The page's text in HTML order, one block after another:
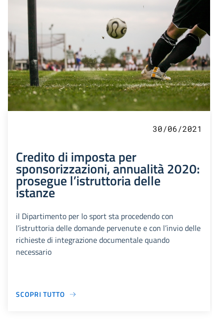
30/06/2021
Credito di imposta per
sponsorizzazioni, annualità 2020:
prosegue l’istruttoria delle
istanze
il Dipartimento per lo sport sta procedendo con
l’istruttoria delle domande pervenute e con l’invio delle
richieste di integrazione documentale quando
necessario
SCOPRI TUTTO